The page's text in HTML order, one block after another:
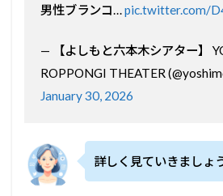
男性ブランコ…pic.twitter.com/
— 【よしもと六本木シアター】
ROPPONGI THEATER
January 30, 2026
詳しく見ていきましょ